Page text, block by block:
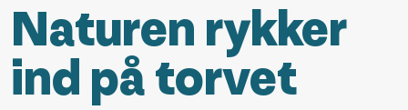
Naturen rykker
ind på torvet